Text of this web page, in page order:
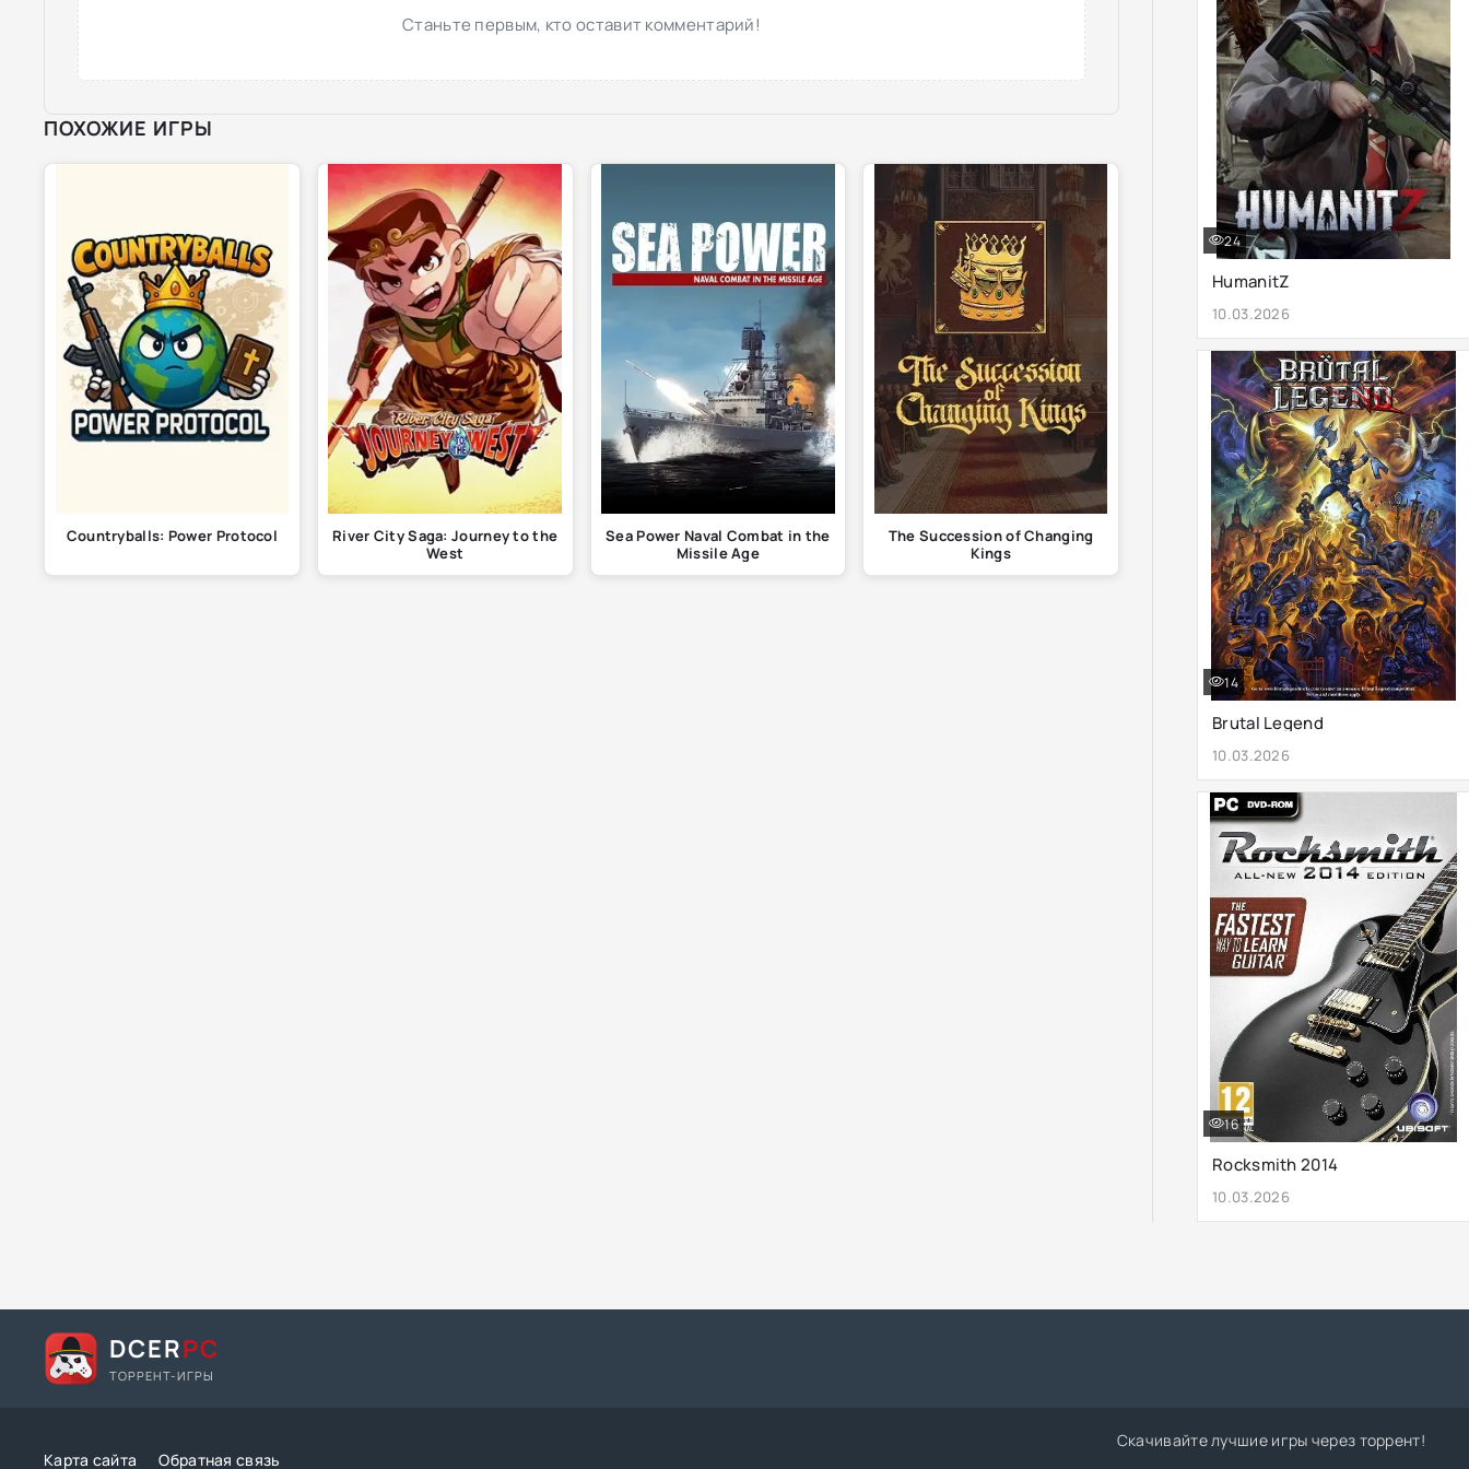
Станьте первым, кто оставит комментарий!
ПОХОЖИЕ ИГРЫ
Countryballs: Power Protocol
River City Saga: Journey to the
West
Sea Power Naval Combat in the
Missile Age
The Succession of Changing
Kings
HumanitZ
10.03.2026
24
Brutal Legend
10.03.2026
14
Rocksmith 2014
10.03.2026
16
DCERPC
ТОРРЕНТ-ИГРЫ
Карта сайта Обратная связь
Скачивайте лучшие игры через торрент!